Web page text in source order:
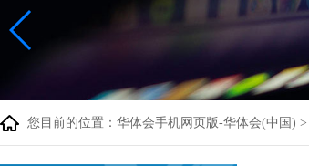
您目前的位置： 华体会手机网页版-华体会(中国) >